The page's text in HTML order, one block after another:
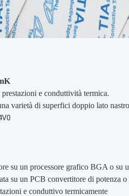
e conduttività termica.
varietà di superfici doppio lato
su un processore grafico BGA o su
su un PCB convertitore di potenza
e conduttivo termicamente